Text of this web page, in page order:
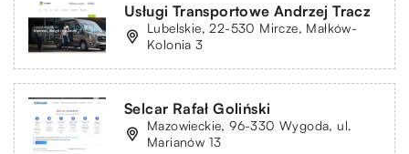
Usługi Transportowe Andrzej Tracz
Lubelskie, 22-530 Mircze, Małków-
Kolonia 3
Selcar Rafał Goliński
Mazowieckie, 96-330 Wygoda, ul.
Marianów 13